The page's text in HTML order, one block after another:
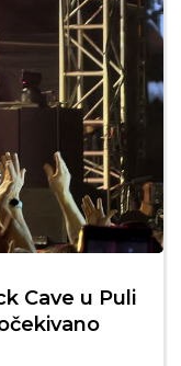
Cave u Puli